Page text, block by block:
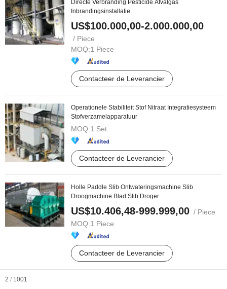
Directe Verbranding Pesticide Afvalgas
Inbrandingsinstallatie
US$100.000,00-2.000.000,00
/ Piece
MOQ:1 Piece
Contacteer de Leverancier
Operationele Stabiliteit Stof Nitraat Integratiesysteem
Stofverzamelapparatuur
MOQ:1 Set
Contacteer de Leverancier
Holle Paddle Slib Ontwateringsmachine Slib
Droogmachine Blad Slib Droger
US$10.406,48-999.999,00 / Piece
MOQ:1 Piece
Contacteer de Leverancier
2 / 1001